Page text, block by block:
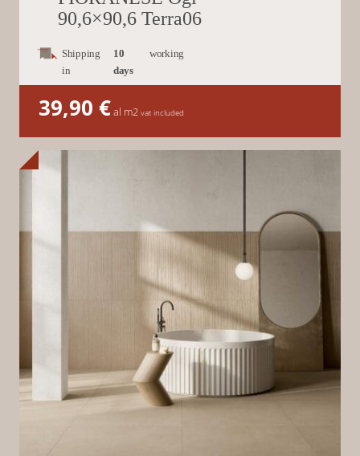
90,6×90,6 Terra06
Shipping
in
10
days
working
39,90 €al m2 vat included